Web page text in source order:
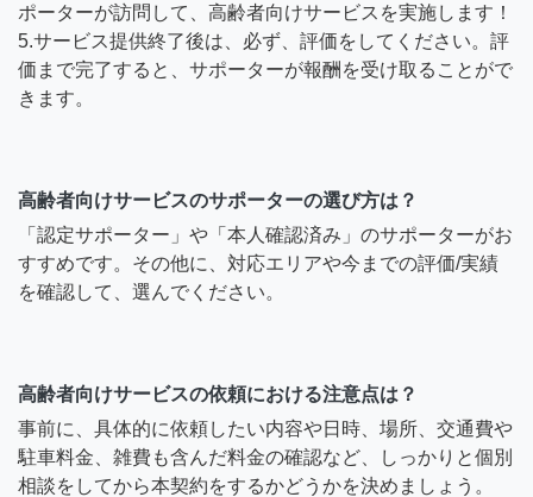
ポーターが訪問して、高齢者向けサービスを実施します！
5.サービス提供終了後は、必ず、評価をしてください。評
価まで完了すると、サポーターが報酬を受け取ることがで
きます。
高齢者向けサービスのサポーターの選び方は？
「認定サポーター」や「本人確認済み」のサポーターがお
すすめです。その他に、対応エリアや今までの評価/実績
を確認して、選んでください。
高齢者向けサービスの依頼における注意点は？
事前に、具体的に依頼したい内容や日時、場所、交通費や
駐車料金、雑費も含んだ料金の確認など、しっかりと個別
相談をしてから本契約をするかどうかを決めましょう。